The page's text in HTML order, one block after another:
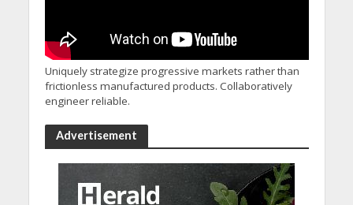
Uniquely strategize progressive markets rather than
frictionless manufactured products. Collaboratively
engineer reliable.
Advertisement